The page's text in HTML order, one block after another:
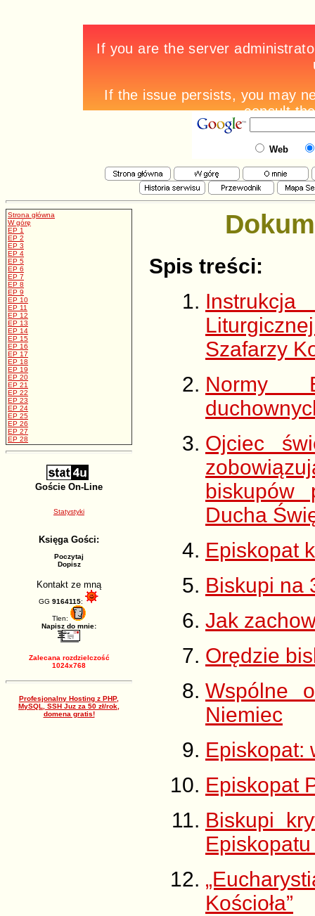
Web
Strona główna
W górę
EP 1
EP 2
EP 3
EP 4
EP 5
EP 6
EP 7
EP 8
EP 9
EP 10
EP 11
EP 12
EP 13
EP 14
EP 15
EP 16
EP 17
EP 18
EP 19
EP 20
EP 21
EP 22
EP 23
EP 24
EP 25
EP 26
EP 27
EP 28
Goście On-Line
Statystyki
Księga Gości:
Poczytaj
Dopisz
Kontakt ze mną
GG 9164115:
Tlen:
Napisz do mnie:
Zalecana rozdzielczość
1024x768
Profesjonalny Hosting z PHP,
MySQL, SSH Juz za 50 zł/rok,
domena gratis!
Spis treści:
Szafarzy
Normy
Ojciec
biskupów
Ducha
Episkopat
Biskupi na
Jak
Orędzie
Wspólne
Niemiec
Episkopat:
Episkopat
Biskupi
Kościoła”